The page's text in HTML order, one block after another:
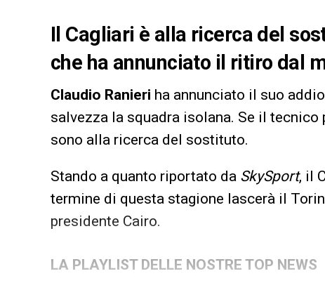
Il Cagliari è alla ricerca del
che ha annunciato il ritiro dal
Claudio Ranieri ha annunciato il suo
salvezza la squadra isolana. Se il
sono alla ricerca del sostituto.
Stando a quanto riportato da SkySport, il
termine di questa stagione lascerà il
presidente Cairo.
LA PLAYLIST DELLE NOSTRE TOP NEWS